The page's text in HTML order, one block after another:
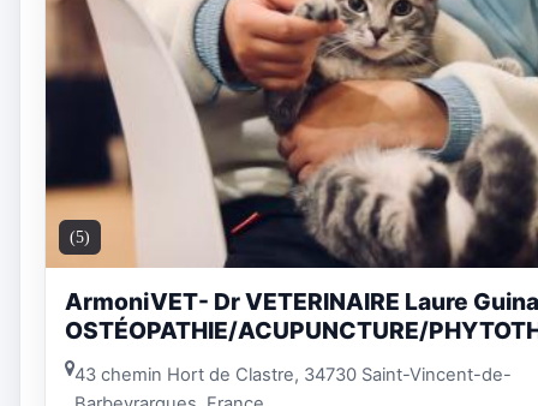
(5)
ArmoniVET- Dr VETERINAIRE Laure
OSTÉOPATHIE/ACUPUNCTURE/
43 chemin Hort de Clastre, 34730 Saint-Vincent-de-